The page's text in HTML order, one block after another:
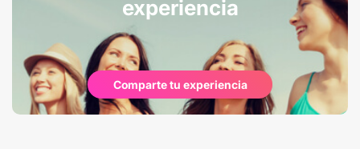
experiencia
Comparte tu experiencia